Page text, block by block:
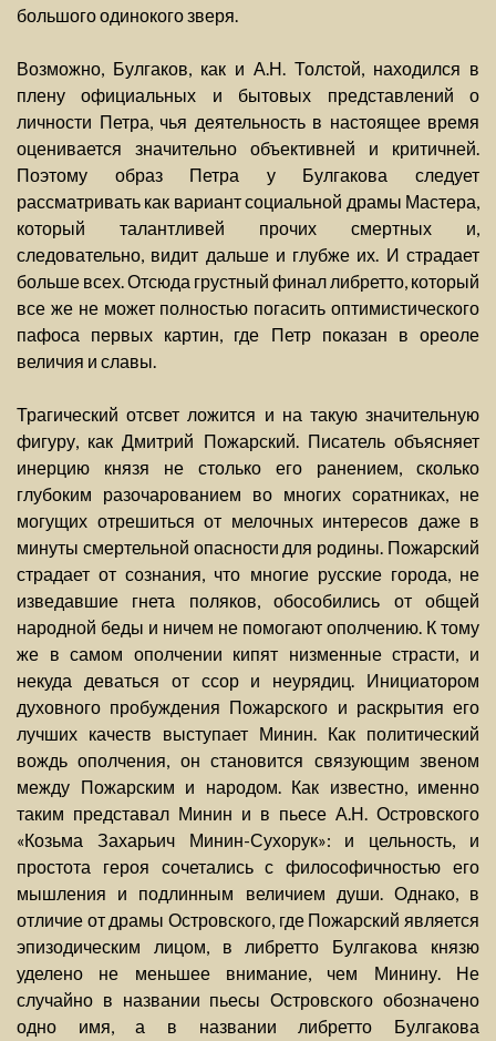
большого одинокого зверя.
Возможно, Булгаков, как и А.Н. Толстой, находился в
плену официальных и бытовых представлений о
личности Петра, чья деятельность в настоящее время
оценивается значительно объективней и критичней.
Поэтому образ Петра у Булгакова следует
рассматривать как вариант социальной драмы Мастера,
который талантливей прочих смертных и,
следовательно, видит дальше и глубже их. И страдает
больше всех. Отсюда грустный финал либретто, который
все же не может полностью погасить оптимистического
пафоса первых картин, где Петр показан в ореоле
величия и славы.
Трагический отсвет ложится и на такую значительную
фигуру, как Дмитрий Пожарский. Писатель объясняет
инерцию князя не столько его ранением, сколько
глубоким разочарованием во многих соратниках, не
могущих отрешиться от мелочных интересов даже в
минуты смертельной опасности для родины. Пожарский
страдает от сознания, что многие русские города, не
изведавшие гнета поляков, обособились от общей
народной беды и ничем не помогают ополчению. К тому
же в самом ополчении кипят низменные страсти, и
некуда деваться от ссор и неурядиц. Инициатором
духовного пробуждения Пожарского и раскрытия его
лучших качеств выступает Минин. Как политический
вождь ополчения, он становится связующим звеном
между Пожарским и народом. Как известно, именно
таким представал Минин и в пьесе А.Н. Островского
«Козьма Захарьич Минин-Сухорук»: и цельность, и
простота героя сочетались с философичностью его
мышления и подлинным величием души. Однако, в
отличие от драмы Островского, где Пожарский является
эпизодическим лицом, в либретто Булгакова князю
уделено не меньшее внимание, чем Минину. Не
случайно в названии пьесы Островского обозначено
одно имя, а в названии либретто Булгакова